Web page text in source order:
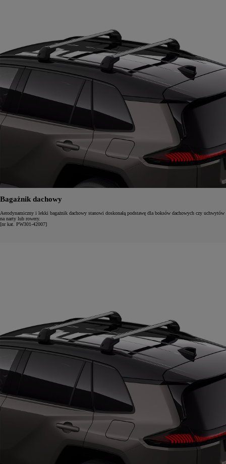
Bagażnik dachowy
Aerodynamiczny i lekki bagażnik dachowy stanowi doskonałą podstawę dla boksów dachowych czy uchwytów
na narty lub rowery.
[nr kat. PW301-42007]